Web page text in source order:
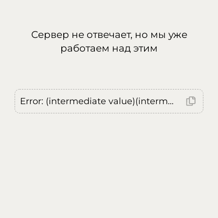
Сервер не отвечает, но мы уже
работаем над этим
Error: (intermediate value)(intermediate value)(intermediate value).replaceAll is not a function